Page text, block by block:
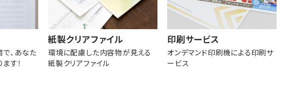
、あなた
す！
紙製クリアファイル
環境に配慮した内容物が見える
紙製クリアファイル
印刷サービス
オンデマンド印刷機による印刷サ
ービス